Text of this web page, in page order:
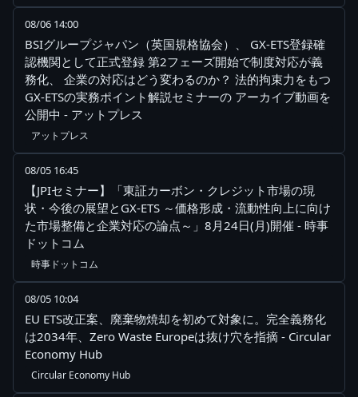
08/06 14:00
BSIグループジャパン（英国規格協会）、 GX-ETS登録確
認機関として正式登録 第2フェーズ開始で制度対応が義
務化、 企業の対応はどう変わるのか？ 法的拘束力をもつ
GX-ETSの実務ポイント解説セミナーの アーカイブ動画を
公開中 - アットプレス
アットプレス
08/05 16:45
【JPIセミナー】「東証カーボン・クレジット市場の現
状・今後の展望とGX-ETS ～価格形成・流動性向上に向け
た市場整備と企業対応の論点～」8月24日(月)開催 - 時事
ドットコム
時事ドットコム
08/05 10:04
EU ETS改正案、廃棄物焼却を初めて対象に。完全義務化
は2034年、Zero Waste Europeは抜け穴を指摘 - Circular
Economy Hub
Circular Economy Hub